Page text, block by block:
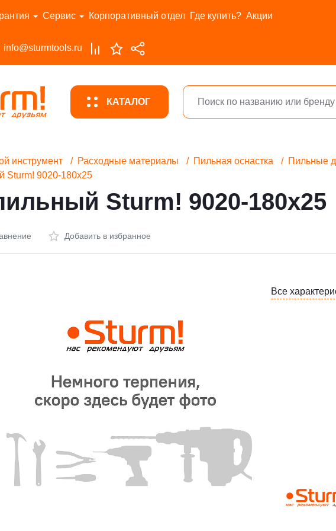
Сервис Корпоративный отдел Где купить? Акции
info@sturmtools.ru
КАТАЛОГ
инструмент Расходные материалы Пильная оснастка
Пильные
Sturm! 9020-180x25
Sturm! 9020-180x25
Добавить в избранное
Все